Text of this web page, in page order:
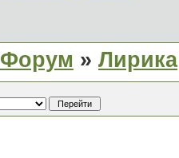
Форум » Лирика